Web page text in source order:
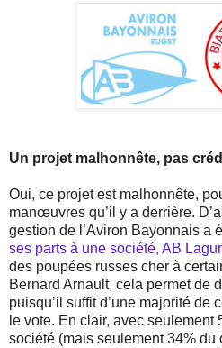
Un projet malhonnête, pas
Oui, ce projet est malhonnête,
manœuvres qu’il y a derrière.
gestion de l’Aviron Bayonnais a
ses parts à une société, AB
des poupées russes cher à
Bernard Arnault, cela permet de
puisqu’il suffit d’une majorité de
le vote. En clair, avec seulement
société (mais seulement 34% du